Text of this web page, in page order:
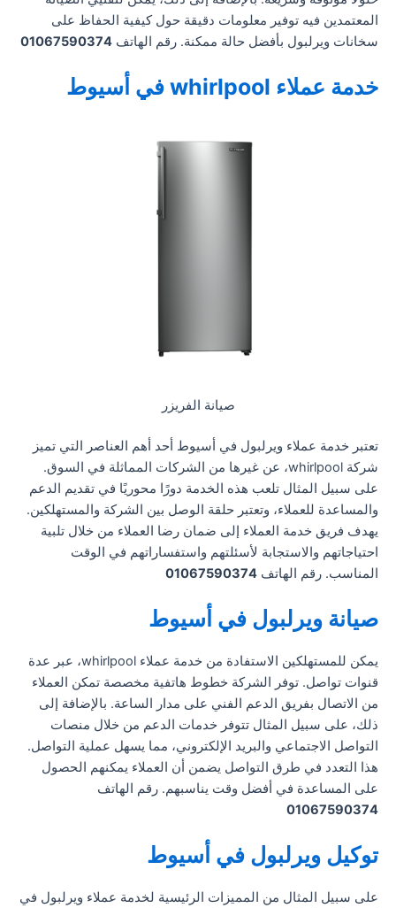
المعتمدين فيه توفير معلومات دقيقة حول كيفية الحفاظ على
سخانات ويرلبول بأفضل حالة ممكنة. رقم الهاتف 01067590374
خدمة عملاء whirlpool في أسيوط
صيانة الفريزر
تعتبر خدمة عملاء ويرلبول في أسيوط أحد أهم العناصر التي تميز
شركة whirlpool، عن غيرها من الشركات المماثلة في السوق.
على سبيل المثال تلعب هذه الخدمة دورًا محوريًا في تقديم الدعم
والمساعدة للعملاء، وتعتبر حلقة الوصل بين الشركة والمستهلكين.
يهدف فريق خدمة العملاء إلى ضمان رضا العملاء من خلال تلبية
احتياجاتهم والاستجابة لأسئلتهم واستفساراتهم في الوقت
المناسب. رقم الهاتف 01067590374
صيانة ويرلبول في أسيوط
يمكن للمستهلكين الاستفادة من خدمة عملاء whirlpool، عبر عدة
قنوات تواصل. توفر الشركة خطوط هاتفية مخصصة تمكن العملاء
من الاتصال بفريق الدعم الفني على مدار الساعة. بالإضافة إلى
ذلك، على سبيل المثال تتوفر خدمات الدعم من خلال منصات
التواصل الاجتماعي والبريد الإلكتروني، مما يسهل عملية التواصل.
هذا التعدد في طرق التواصل يضمن أن العملاء يمكنهم الحصول
على المساعدة في أفضل وقت يناسبهم. رقم الهاتف
01067590374
توكيل ويرلبول في أسيوط
على سبيل المثال من المميزات الرئيسية لخدمة عملاء ويرلبول في